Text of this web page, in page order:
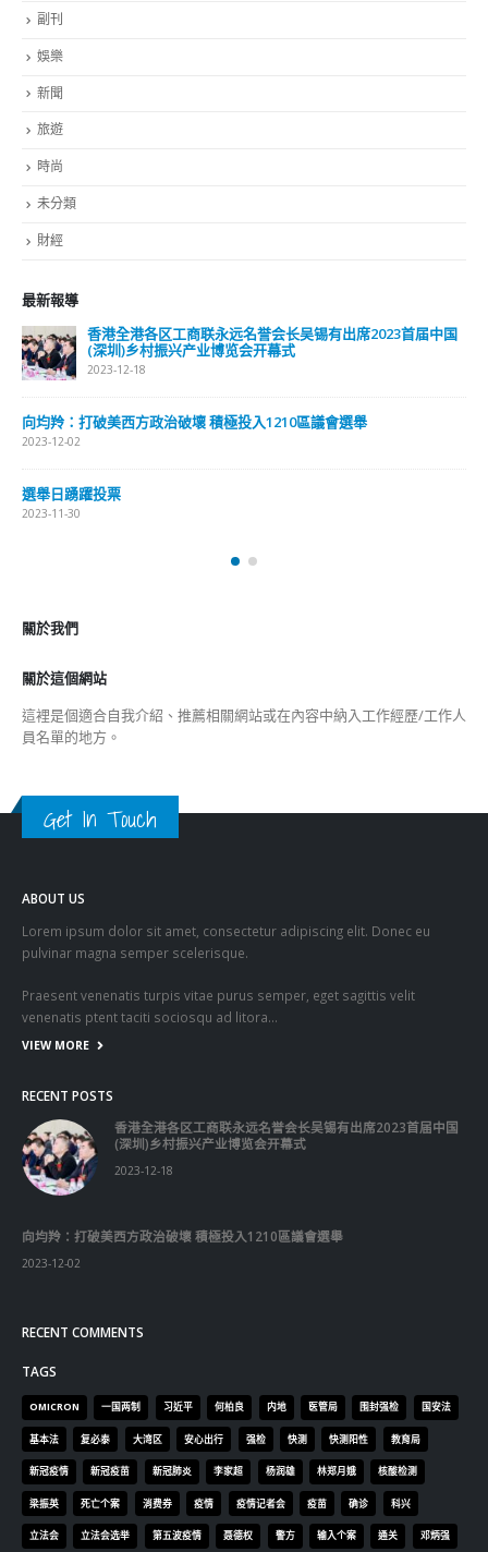
副刊
娛樂
新聞
旅遊
時尚
未分類
財經
最新報導
香港全港各区工商联永远名誉会长吴锡有出席2023首届中国
(深圳)乡村振兴产业博览会开幕式
2023-12-18
向均羚：打破美西方政治破壞 積極投入1210區議會選舉
2023-12-02
選舉日踴躍投票
2023-11-30
關於我們
關於這個網站
這裡是個適合自我介紹、推薦相關網站或在內容中納入工作經歷/工作人
員名單的地方。
Get In Touch
ABOUT US
Lorem ipsum dolor sit amet, consectetur adipiscing elit. Donec eu
pulvinar magna semper scelerisque.
Praesent venenatis turpis vitae purus semper, eget sagittis velit
venenatis ptent taciti sociosqu ad litora…
VIEW MORE
RECENT POSTS
香港全港各区工商联永远名誉会长吴锡有出席2023首届中国
(深圳)乡村振兴产业博览会开幕式
2023-12-18
向均羚：打破美西方政治破壞 積極投入1210區議會選舉
2023-12-02
RECENT COMMENTS
TAGS
OMICRON 一国两制 习近平 何柏良 内地 医管局 围封强检 国安法
基本法 复必泰 大湾区 安心出行 强检 快测 快测阳性 教育局
新冠疫情 新冠疫苗 新冠肺炎 李家超 杨润雄 林郑月娥 核酸检测
梁振英 死亡个案 消费券 疫情 疫情记者会 疫苗 确诊 科兴
立法会 立法会选举 第五波疫情 聂德权 警方 输入个案 通关 邓炳强